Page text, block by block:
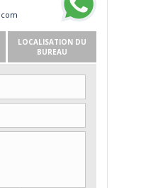
LOCALISATION DU
BUREAU